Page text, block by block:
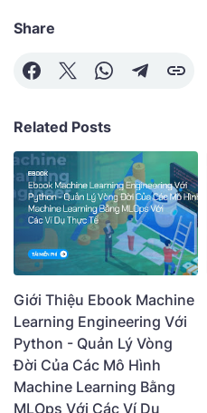
Share
Related Posts
Giới Thiệu Ebook Machine
Learning Engineering Với
Python - Quản Lý Vòng
Đời Của Các Mô Hình
Machine Learning Bằng
MLOps Với Các Ví Dụ